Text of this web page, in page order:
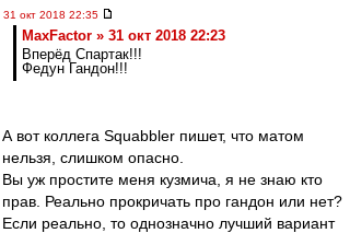
31 окт 2018 22:35
MaxFactor » 31 окт 2018 22:23
Вперёд Спартак!!!
Федун Гандон!!!
А вот коллега Squabbler пишет, что матом
нельзя, слишком опасно.
Вы уж простите меня кузмича, я не знаю кто
прав. Реально прокричать про гандон или нет?
Если реально, то однозначно лучший вариант